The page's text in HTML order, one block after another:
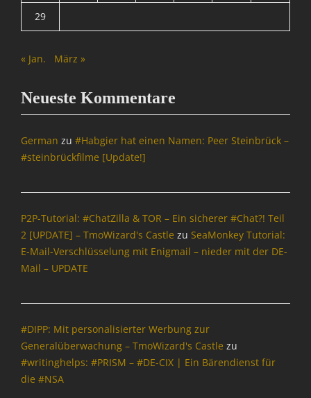
29
« Jan. März »
Neueste Kommentare
German zu #Habgier hat einen Namen: Peer Steinbrück –
#steinbrückfilme [Update!]
P2P-Tutorial: #ChatZilla & TOR – Ein sicherer #Chat?! Teil
2 [UPDATE] – TmoWizard's Castle zu SeaMonkey Tutorial:
E-Mail-Verschlüsselung mit Enigmail – nieder mit der DE-
Mail – UPDATE
#DIPP: Mit personalisierter Werbung zur
Generalüberwachung – TmoWizard's Castle zu
#writinghelps: #PRISM – #DE-CIX | Ein Bärendienst für
die #NSA